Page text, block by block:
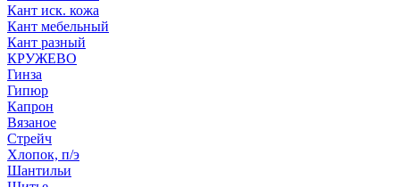
Кант иск. кожа
Кант мебельный
Кант разный
КРУЖЕВО
Гинза
Гипюр
Капрон
Вязаное
Стрейч
Хлопок, п/э
Шантильи